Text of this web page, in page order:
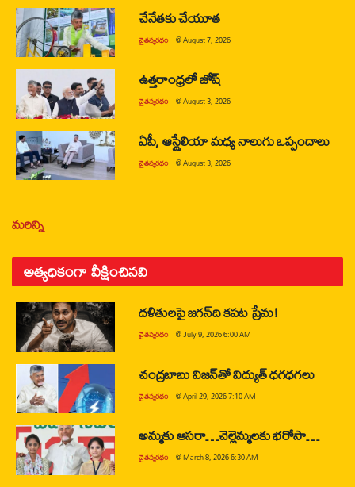
చేనేతకు చేయూత
చైతన్యరధం @August 7, 2026
ఉత్తరాంధ్రలో జోష్
చైతన్యరధం @August 3, 2026
ఏపీ, ఆస్ట్రేలియా మధ్య నాలుగు ఒప్పందాలు
చైతన్యరధం @August 3, 2026
మరిన్ని
అత్యధికంగా వీక్షించినవి
దళితులపై జగన్‌ది కపట ప్రేమ!
చైతన్యరధం @July 9, 2026 6:00 AM
చంద్రబాబు విజన్‌తో విద్యుత్ ధగధగలు
చైతన్యరధం @April 29, 2026 7:10 AM
అమ్మకు ఆసరా…చెల్లెమ్మలకు భరోసా…
చైతన్యరధం @March 8, 2026 6:30 AM